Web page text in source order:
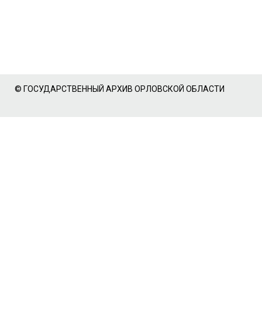
© ГОСУДАРСТВЕННЫЙ АРХИВ ОРЛОВСКОЙ ОБЛАСТИ